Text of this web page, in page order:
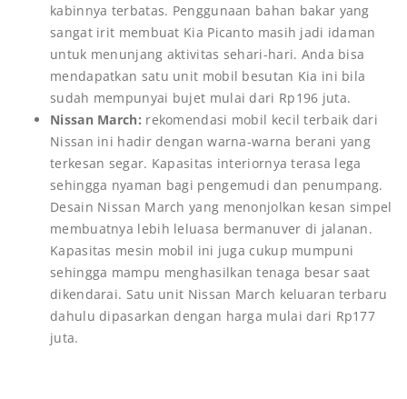
kabinnya terbatas. Penggunaan bahan bakar yang
sangat irit membuat Kia Picanto masih jadi idaman
untuk menunjang aktivitas sehari-hari. Anda bisa
mendapatkan satu unit mobil besutan Kia ini bila
sudah mempunyai bujet mulai dari Rp196 juta.
Nissan March: rekomendasi mobil kecil terbaik dari
Nissan ini hadir dengan warna-warna berani yang
terkesan segar. Kapasitas interiornya terasa lega
sehingga nyaman bagi pengemudi dan penumpang.
Desain Nissan March yang menonjolkan kesan simpel
membuatnya lebih leluasa bermanuver di jalanan.
Kapasitas mesin mobil ini juga cukup mumpuni
sehingga mampu menghasilkan tenaga besar saat
dikendarai. Satu unit Nissan March keluaran terbaru
dahulu dipasarkan dengan harga mulai dari Rp177
juta.